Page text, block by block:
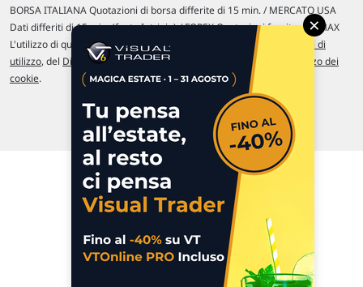
BORSA ITALIANA Quotazioni di borsa differite di 15 min. / MERCATO USA
Dati differiti di 15 min. (fonte Intrinio) / FOREX Quotazioni fornite da LMAX
L'utilizzo di questo sito implica l'accettazione delle nostre
Condizioni di
utilizzo, del Disclaimer MAR, dellePolitiche sulla privacy
Utilizzo dei
cookie.
×